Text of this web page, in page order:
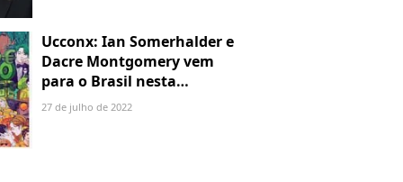
Ucconx: Ian Somerhalder e
Dacre Montgomery vem
para o Brasil nesta
semana!
27 de julho de 2022